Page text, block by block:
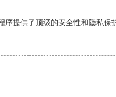
序提供了顶级的安全性和隐私保